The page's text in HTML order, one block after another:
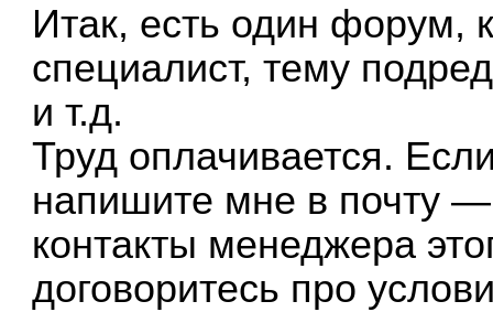
Итак, есть один форум,
специалист, тему
и т.д.
Труд оплачивается.
напишите мне в почту
контакты менеджера
договоритесь про